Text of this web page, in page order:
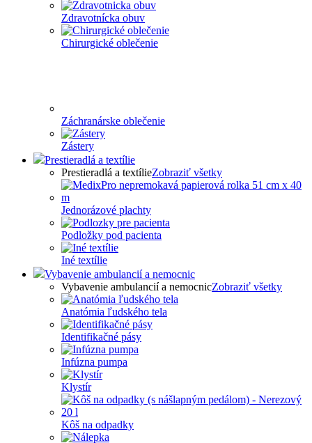
Zdravotnícka obuv
Chirurgické oblečenie
Záchranárske oblečenie
Zástery
Prestieradlá a textílie
Prestieradlá a textílieZobraziť všetky
Jednorázové plachty
Podložky pod pacienta
Iné textílie
Vybavenie ambulancií a nemocnic
Vybavenie ambulancií a nemocnicZobraziť všetky
Anatómia ľudského tela
Identifikačné pásy
Infúzna pumpa
Klystír
Kôš na odpadky